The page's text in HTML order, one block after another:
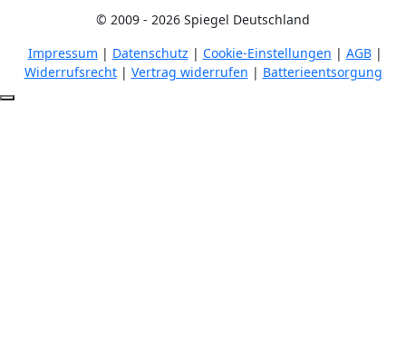
© 2009 - 2026 Spiegel Deutschland
Impressum | Datenschutz | Cookie-Einstellungen | AGB |
Widerrufsrecht | Vertrag widerrufen | Batterieentsorgung